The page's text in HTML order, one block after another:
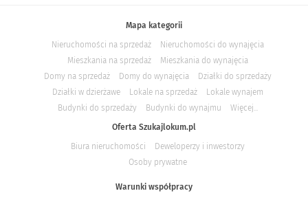
Mapa kategorii
Nieruchomości na sprzedaż
Nieruchomości do wynajęcia
Mieszkania na sprzedaż
Mieszkania do wynajęcia
Domy na sprzedaż
Domy do wynajęcia
Działki do sprzedaży
Działki w dzierżawe
Lokale na sprzedaż
Lokale wynajem
Budynki do sprzedaży
Budynki do wynajmu
Więcej...
Oferta Szukajlokum.pl
Biura nieruchomości
Deweloperzy i inwestorzy
Osoby prywatne
Warunki współpracy